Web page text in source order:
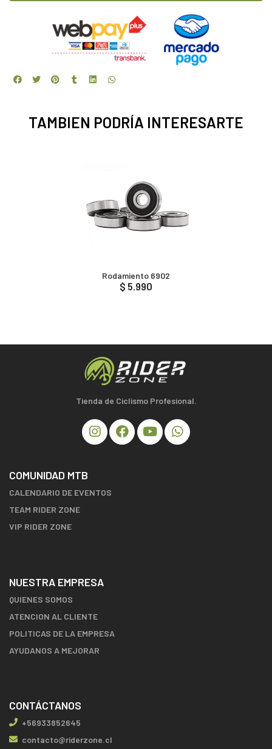
TAMBIEN PODRÍA INTERESARTE
Rodamiento 6902
$ 5.990
Tienda de Ciclismo Profesional.
COMUNIDAD MTB
CALENDARIO DE EVENTOS
TEAM RIDER ZONE
VIP RIDER ZONE
NUESTRA EMPRESA
QUIENES SOMOS
ATENCION AL CLIENTE
POLITICAS DE LA EMPRESA
AYUDANOS A MEJORAR
CONTÁCTANOS
+56933852645
contacto@riderzone.cl